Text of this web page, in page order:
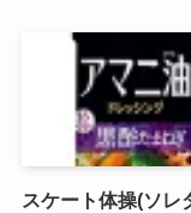
スケート体操(ソレ